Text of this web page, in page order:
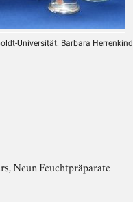
Universität: Barbara Herrenkind
Neun Feuchtpräparate